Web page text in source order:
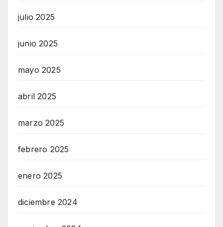
julio 2025
junio 2025
mayo 2025
abril 2025
marzo 2025
febrero 2025
enero 2025
diciembre 2024